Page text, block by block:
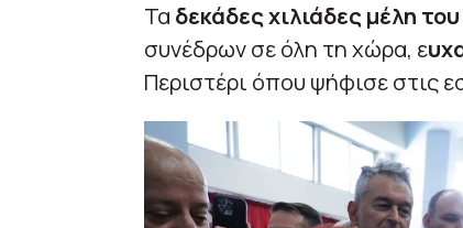
Τα δεκάδες χιλιάδες μέλη
συνέδρων σε όλη τη χώρα, ε
Περιστέρι όπου ψήφισε στις